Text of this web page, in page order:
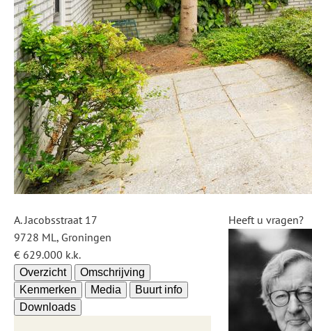
A. Jacobsstraat 17
9728 ML, Groningen
€ 629.000 k.k.
Overzicht
Omschrijving
Kenmerken
Media
Buurt info
Downloads
Heeft u vragen?